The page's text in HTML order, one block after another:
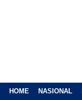
HOME NASIONAL